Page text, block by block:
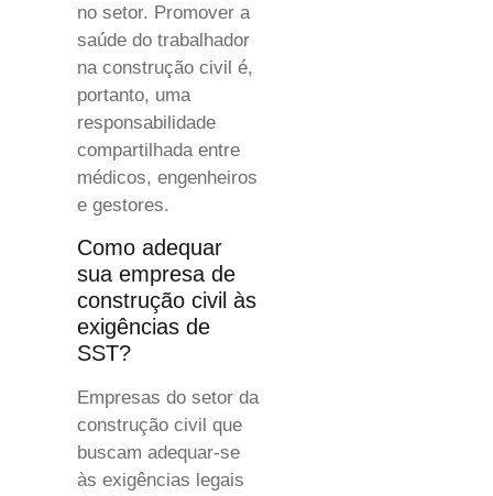
no setor. Promover a
saúde do trabalhador
na construção civil é,
portanto, uma
responsabilidade
compartilhada entre
médicos, engenheiros
e gestores.
Como adequar
sua empresa de
construção civil às
exigências de
SST?
Empresas do setor da
construção civil que
buscam adequar-se
às exigências legais